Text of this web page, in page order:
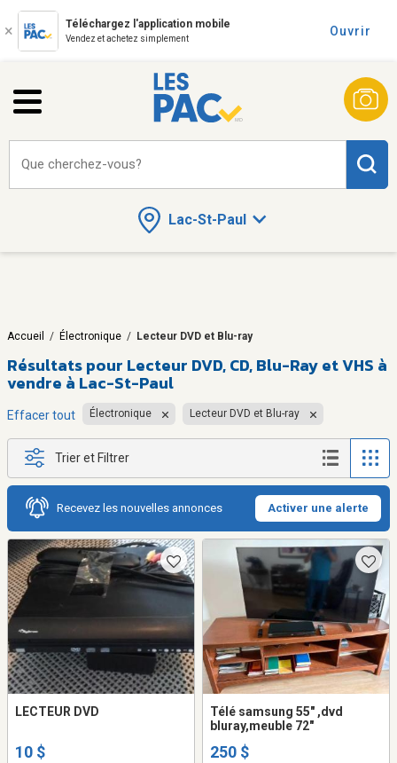
Téléchargez l'application mobile
Vendez et achetez simplement
Ouvrir
Lac-St-Paul
Que cherchez-vous?
Accueil / Électronique / Lecteur DVD et Blu-ray
Résultats pour Lecteur DVD, CD, Blu-Ray et VHS à
vendre à Lac-St-Paul
Effacer tout Électronique Lecteur DVD et Blu-ray
Trier et Filtrer
Recevez les nouvelles annonces Activer une alerte
LECTEUR DVD
10 $
Télé samsung 55" ,dvd
bluray,meuble 72"
250 $